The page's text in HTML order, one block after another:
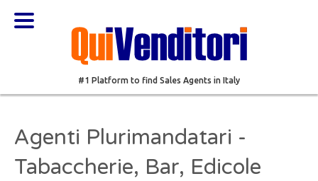
#1 Platform to find Sales Agents in Italy
Agenti Plurimandatari -
Tabaccherie, Bar, Edicole